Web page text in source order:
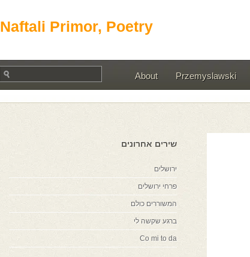
Naftali Primor, Poetry
Przemyslawski
About
שירים אחרונים
ירושלים
פרחי ירושלים
המשוררים כולם
ברגע שקשה לי
Co mi to da